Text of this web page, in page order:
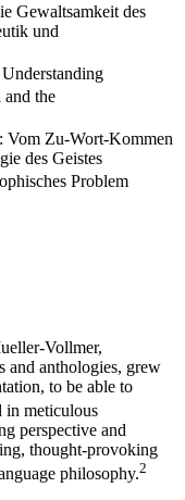
Gewaltsamkeit des
und
and the
Vom Zu-Wort-Kommen
des Geistes
Problem
Vollmer,
and anthologies, grew
to be able to
in meticulous
perspective and
thought-provoking
philosophy.2